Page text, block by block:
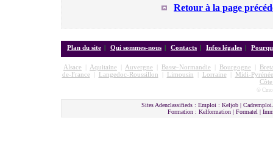
Retour à la page
Plan du site | Qui sommes-nous | Contacts | Infos légales |
Alsace Aquitaine Auvergne Basse-Normandie Bourgogne
de-France| Langedoc-Roussillon Limousin Lorraine|
Midi-
©
Sites Adenclassifieds : Emploi : Keljob |
Formation : Kelformation | Formatel |